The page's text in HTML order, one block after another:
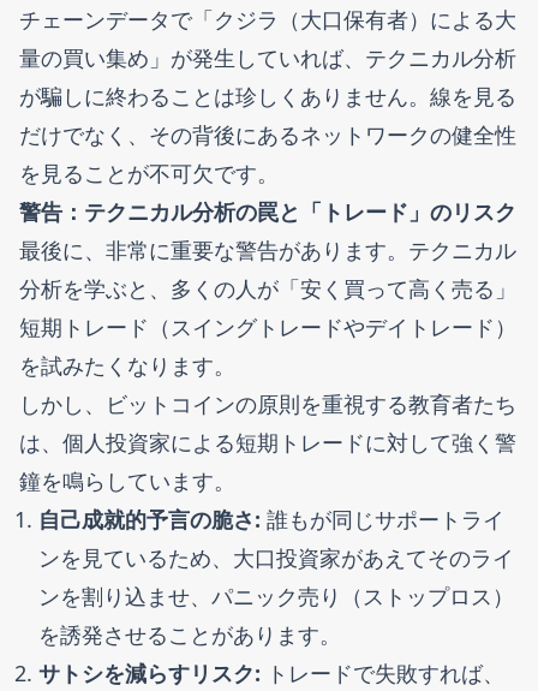
チェーンデータで「クジラ（大口保有者）による大
量の買い集め」が発生していれば、テクニカル分析
が騙しに終わることは珍しくありません。線を見る
だけでなく、その背後にあるネットワークの健全性
を見ることが不可欠です。
警告：テクニカル分析の罠と「トレード」のリスク
最後に、非常に重要な警告があります。テクニカル
分析を学ぶと、多くの人が「安く買って高く売る」
短期トレード（スイングトレードやデイトレード）
を試みたくなります。
しかし、ビットコインの原則を重視する教育者たち
は、個人投資家による短期トレードに対して強く警
鐘を鳴らしています。
自己成就的予言の脆さ: 誰もが同じサポートライ
ンを見ているため、大口投資家があえてそのライ
ンを割り込ませ、パニック売り（ストップロス）
を誘発させることがあります。
サトシを減らすリスク: トレードで失敗すれば、